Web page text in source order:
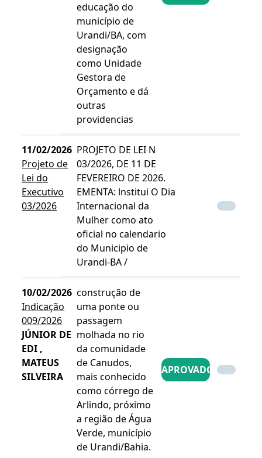
educação do
município de
Urandi/BA, com
designação
como Unidade
Gestora de
Orçamento e dá
outras
providencias
11/02/2026
Projeto de
Lei do
Executivo
03/2026
PROJETO DE LEI N
03/2026, DE 11 DE
FEVEREIRO DE 2026.
EMENTA: lnstitui O Dia
Internacional da
Mulher como ato
oficial no calendario
do Municipio de
Urandi-BA /
10/02/2026
Indicação
009/2026
JÚNIOR DE
EDI ,
MATEUS
SILVEIRA
construção de
uma ponte ou
passagem
molhada no rio
da comunidade
de Canudos,
mais conhecido
como córrego de
Arlindo, próximo
a região de Água
Verde, município
de Urandi/Bahia.
APROVADO